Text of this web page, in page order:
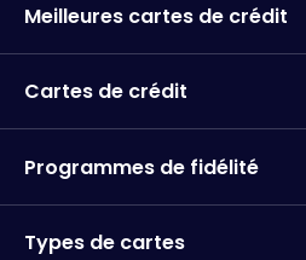
Meilleures cartes de crédit
Cartes de crédit
Programmes de fidélité
Types de cartes